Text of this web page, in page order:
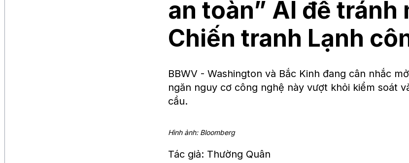
an toàn” AI để tránh
Chiến tranh Lạnh
BBWV - Washington và Bắc Kinh đang cân nhắc
ngăn nguy cơ công nghệ này vượt khỏi kiểm soát
cầu.
Hình ảnh: Bloomberg
Tác giả: Thường Quân